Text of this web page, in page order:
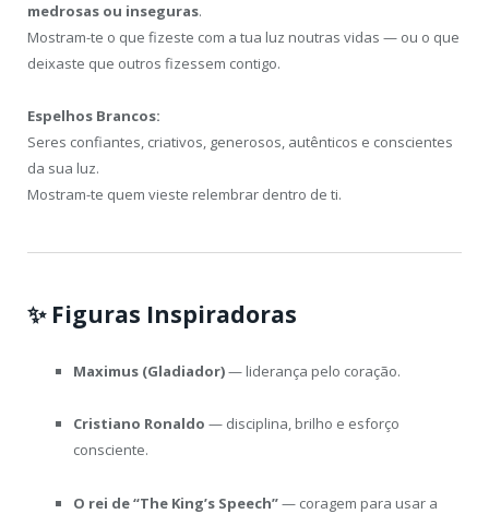
medrosas ou inseguras.
Mostram-te o que fizeste com a tua luz noutras vidas — ou o que
deixaste que outros fizessem contigo.
Espelhos Brancos:
Seres confiantes, criativos, generosos, autênticos e conscientes
da sua luz.
Mostram-te quem vieste relembrar dentro de ti.
✨ Figuras Inspiradoras
Maximus (Gladiador)— liderança pelo coração.
Cristiano Ronaldo — disciplina, brilho e esforço
consciente.
O rei de “The King’s Speech”— coragem para usar a